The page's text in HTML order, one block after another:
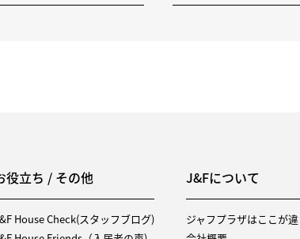
役立ち / その他
House Check(スタッフブログ)
J&Fについて
ジャフプラザはここが違